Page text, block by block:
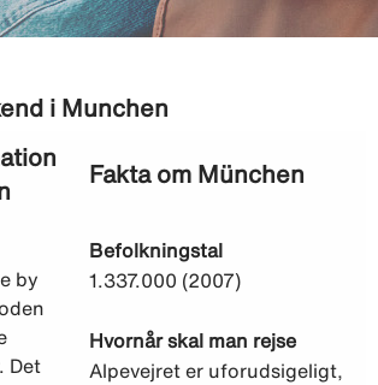
i Munchen
Fakta om München
by
Det
Befolkningstal
1.337.000 (2007)
Hvornår skal man rejse
Alpevejret er uforudsigeligt,